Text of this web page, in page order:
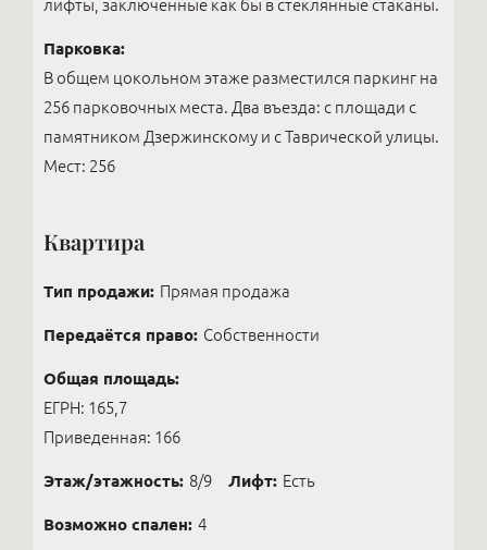
лифты, заключенные как бы в стеклянные стаканы.
Парковка:
В общем цокольном этаже разместился паркинг на
256 парковочных места. Два въезда: с площади с
памятником Дзержинскому и с Таврической улицы.
Мест: 256
Квартира
Тип продажи: Прямая продажа
Передаётся право: Собственности
Общая площадь:
ЕГРН: 165,7
Приведенная: 166
Этаж/этажность: 8/9 Лифт: Есть
Возможно спален: 4